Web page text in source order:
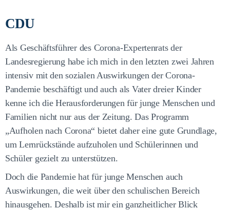
CDU
Als Geschäftsführer des Corona-Expertenrats der
Landesregierung habe ich mich in den letzten zwei Jahren
intensiv mit den sozialen Auswirkungen der Corona-
Pandemie beschäftigt und auch als Vater dreier Kinder
kenne ich die Herausforderungen für junge Menschen und
Familien nicht nur aus der Zeitung. Das Programm
„Aufholen nach Corona“ bietet daher eine gute Grundlage,
um Lernrückstände aufzuholen und Schülerinnen und
Schüler gezielt zu unterstützen.
Doch die Pandemie hat für junge Menschen auch
Auswirkungen, die weit über den schulischen Bereich
hinausgehen. Deshalb ist mir ein ganzheitlicher Blick